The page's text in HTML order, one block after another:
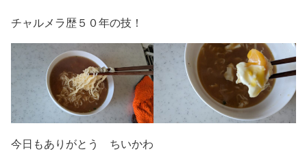
チャルメラ歴５０年の技！
今日もありがとう ちいかわ